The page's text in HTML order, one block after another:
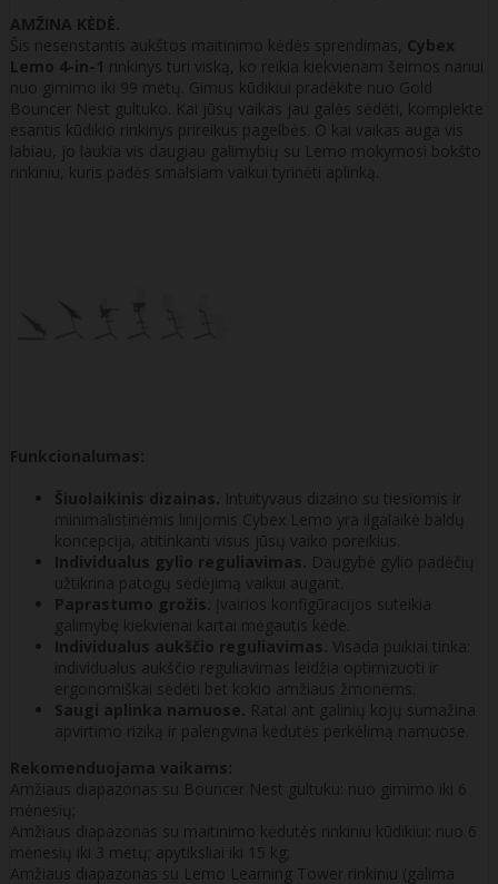
AMŽINA KĖDĖ.
Šis nesenstantis aukštos maitinimo kėdės sprendimas, Cybex
Lemo 4-in-1 rinkinys turi viską, ko reikia kiekvienam šeimos nariui
nuo gimimo iki 99 metų. Gimus kūdikiui pradėkite nuo Gold
Bouncer Nest gultuko. Kai jūsų vaikas jau galės sėdėti, komplekte
esantis kūdikio rinkinys prireikus pagelbės. O kai vaikas auga vis
labiau, jo laukia vis daugiau galimybių su Lemo mokymosi bokšto
rinkiniu, kuris padės smalsiam vaikui tyrinėti aplinką.
Funkcionalumas:
Šiuolaikinis dizainas. Intuityvaus dizaino su tiesiomis ir
minimalistinėmis linijomis Cybex Lemo yra ilgalaikė baldų
koncepcija, atitinkanti visus jūsų vaiko poreikius.
Individualus gylio reguliavimas. Daugybė gylio padėčių
užtikrina patogų sėdėjimą vaikui augant.
Paprastumo grožis. Įvairios konfigūracijos suteikia
galimybę kiekvienai kartai mėgautis kėde.
Individualus aukščio reguliavimas. Visada puikiai tinka:
individualus aukščio reguliavimas leidžia optimizuoti ir
ergonomiškai sėdėti bet kokio amžiaus žmonėms.
Saugi aplinka namuose. Ratai ant galinių kojų sumažina
apvirtimo riziką ir palengvina kėdutės perkėlimą namuose.
Rekomenduojama vaikams:
Amžiaus diapazonas su Bouncer Nest gultuku: nuo gimimo iki 6
mėnesių;
Amžiaus diapazonas su maitinimo kėdutės rinkiniu kūdikiui: nuo 6
mėnesių iki 3 metų; apytiksliai iki 15 kg;
Amžiaus diapazonas su Lemo Learning Tower rinkiniu (galima